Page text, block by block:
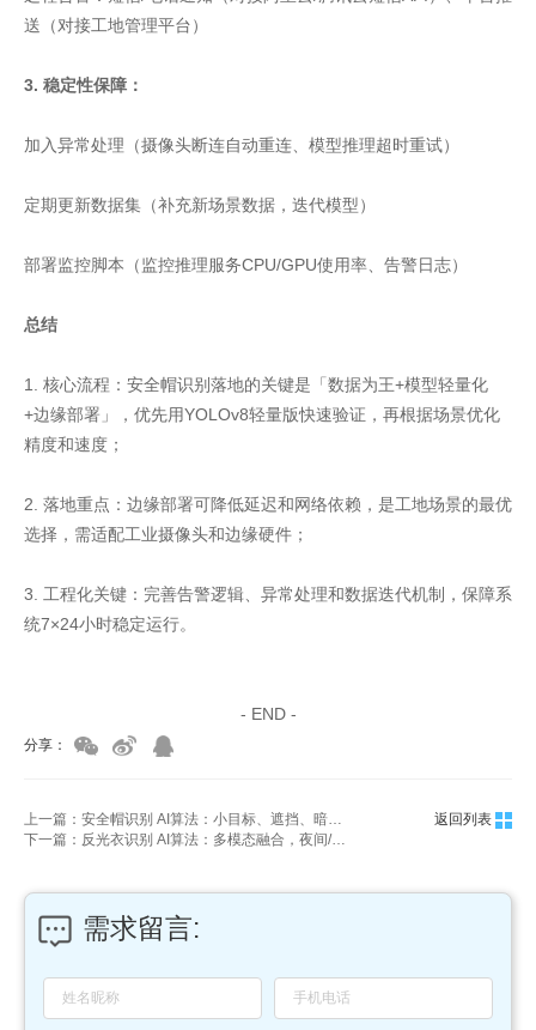
送（对接工地管理平台）
3. 稳定性保障：
加入异常处理（摄像头断连自动重连、模型推理超时重试）
定期更新数据集（补充新场景数据，迭代模型）
部署监控脚本（监控推理服务CPU/GPU使用率、告警日志）
总结
1. 核心流程：安全帽识别落地的关键是「数据为王+模型轻量化
+边缘部署」，优先用YOLOv8轻量版快速验证，再根据场景优化
精度和速度；
2. 落地重点：边缘部署可降低延迟和网络依赖，是工地场景的最优
选择，需适配工业摄像头和边缘硬件；
3. 工程化关键：完善告警逻辑、异常处理和数据迭代机制，保障系
统7×24小时稳定运行。
- END -
分享：
返回列表
下一篇：反光衣识别 AI算法：多模态融合，夜间/强光精准检测
需求留言: